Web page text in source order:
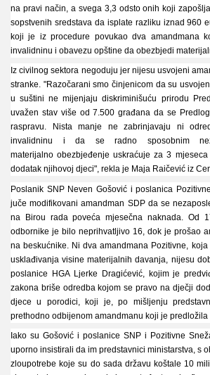
na pravi način, a svega 3,3 odsto onih koji
sopstvenih sredstava da isplate razliku iznad 960
koji je iz procedure povukao dva amandmana
invalidninu i obavezu opštine da obezbjedi
Iz civilnog sektora negoduju jer nijesu usvojeni
stranke. "Razočarani smo činjenicom da su
u suštini ne mijenjaju diskriminišuću prirodu
uvažen stav više od 7.500 građana da se
raspravu. Nista manje ne zabrinjavaju ni
invalidninu i da se radno sposobnim
materijalnoobezbjeđenje uskraćuje za 3
dodatak njihovoj djeci", rekla je Maja Raičević iz
Poslanik SNP Neven Gošović i poslanica
juče modifikovani amandman SDP da se
na Birou rada poveća mjesečna naknada. Od
odbornike je bilo neprihvatljivo 16, dok je prošao
na beskućnike. Nidva amandmana Pozitivne,
usklađivanja visine materijalnih davanja, nijesu
poslanice HGA Ljerke Dragićević, kojim je
zakona briše odredba kojom se pravo na dječji
djece u porodici, koji je, po mišljenju
prethodno odbijenom amandmanu koji je predložila
Iako su Gošović i poslanice SNP i Pozitivne
uporno insistirali da im predstavnici ministarstva, s
zloupotrebe koje su do sada državu koštale 10